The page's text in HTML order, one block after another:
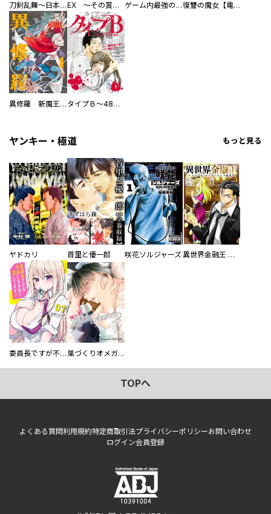
刀剣乱舞～日本号つれづれ酒～ EX ～その賞金稼ぎは、世界の出口を探す～【単行本版】 ゲーム内最強の『裏ボス』に転生したので、主人公の代わりに最速クリアを目指します！【電子単行本版】 復讐の魔女【電子単行本版】
異修羅 新魔王戦争 タイプＢ～48時間後、致死率100％～【単話】
ヤンキー・極道 もっと見る
ヤドカリ 首里と優一郎 咲花ソルジャーズ 異世界金融王 ～クローネ・ゴルディオンの覇道～
委員長ですが不良になるほど恋してます！ 巣づくりオメガバース
TOPへ
よくある質問利用規約特定商取引法プライバシーポリシーお問い合わせ
ログイン会員登録